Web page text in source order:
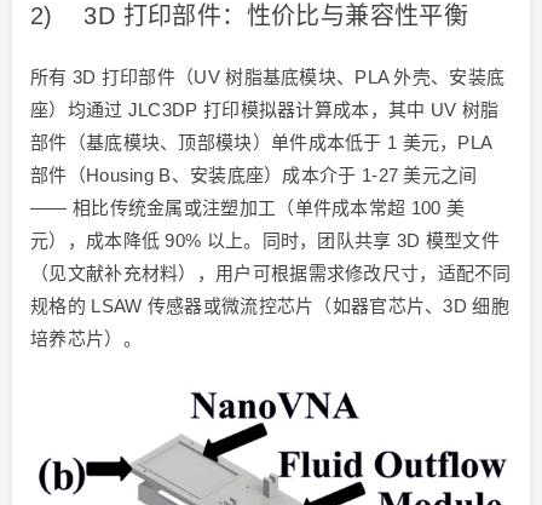
2) 3D 打印部件：性价比与兼容性平衡
所有 3D 打印部件（UV 树脂基底模块、PLA 外壳、安装底
座）均通过 JLC3DP 打印模拟器计算成本，其中 UV 树脂
部件（基底模块、顶部模块）单件成本低于 1 美元，PLA
部件（Housing B、安装底座）成本介于 1-27 美元之间
—— 相比传统金属或注塑加工（单件成本常超 100 美
元），成本降低 90% 以上。同时，团队共享 3D 模型文件
（见文献补充材料），用户可根据需求修改尺寸，适配不同
规格的 LSAW 传感器或微流控芯片（如器官芯片、3D 细胞
培养芯片）。